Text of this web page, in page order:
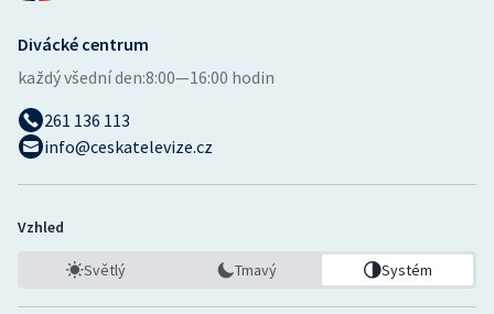
Divácké centrum
každý všední den:8:00—16:00 hodin
261 136 113
info@ceskatelevize.cz
Vzhled
Světlý Tmavý Systém